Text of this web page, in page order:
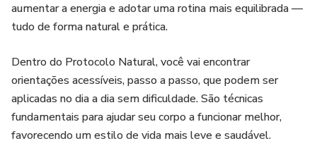
aumentar a energia e adotar uma rotina mais equilibrada —
tudo de forma natural e prática.
Dentro do Protocolo Natural, você vai encontrar
orientações acessíveis, passo a passo, que podem ser
aplicadas no dia a dia sem dificuldade. São técnicas
fundamentais para ajudar seu corpo a funcionar melhor,
favorecendo um estilo de vida mais leve e saudável.